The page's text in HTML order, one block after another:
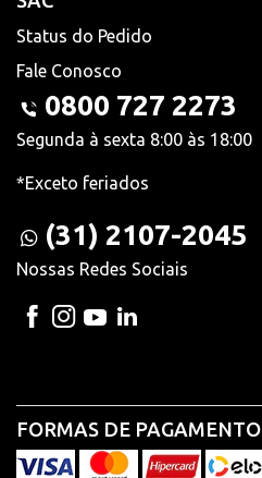
Status do Pedido
Fale Conosco
0800 727 2273
Segunda à sexta 8:00 às 18:00
*Exceto feriados
(31) 2107-2045
Nossas Redes Sociais
FORMAS DE PAGAMENTO